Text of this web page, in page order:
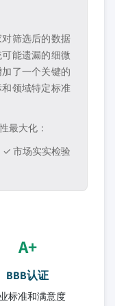
筛选后的数据
能遗漏的细微
了一个关键的
领域特定标准
最大化：
✓ 市场实实检验
A+
BBB认证
标准和满意度